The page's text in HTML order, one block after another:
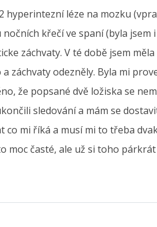
léze na mozku
křečí ve spaní (byla
záchvaty. V té době jsem
záchvaty odezněly. Byla mi
že popsané dvě ložiska se
sledování a mám se
co mi říká a musí mi to třeba
moc časté, ale už si toho